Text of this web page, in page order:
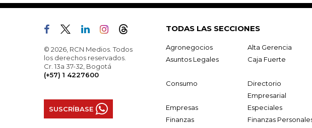
© 2026, RCN Medios. Todos
los derechos reservados.
Cr. 13a 37-32, Bogotá
(+57) 1 4227600
SUSCRÍBASE
TODAS LAS SECCIONES
Agronegocios Alta Gerencia
Asuntos Legales
Caja Fuerte
Consumo
Directorio
Empresarial
Empresas Especiales
Finanzas
Finanzas